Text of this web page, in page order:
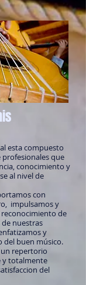
esta compuesto
que
conocimiento y
al nivel de
con
impulsamos y
de
nuestras
y
del buen músico.
repertorio
y totalmente
del